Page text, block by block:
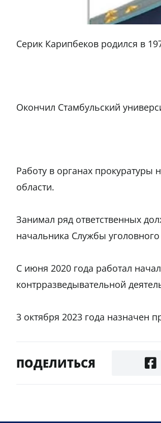
Серик Карипбеков родился в
Окончил Стамбульский
Работу в органах
области.
Занимал ряд ответственных
начальника Службы
С июня 2020 года работал
контрразведывательной
3 октября 2023 года назначен
ПОДЕЛИТЬСЯ